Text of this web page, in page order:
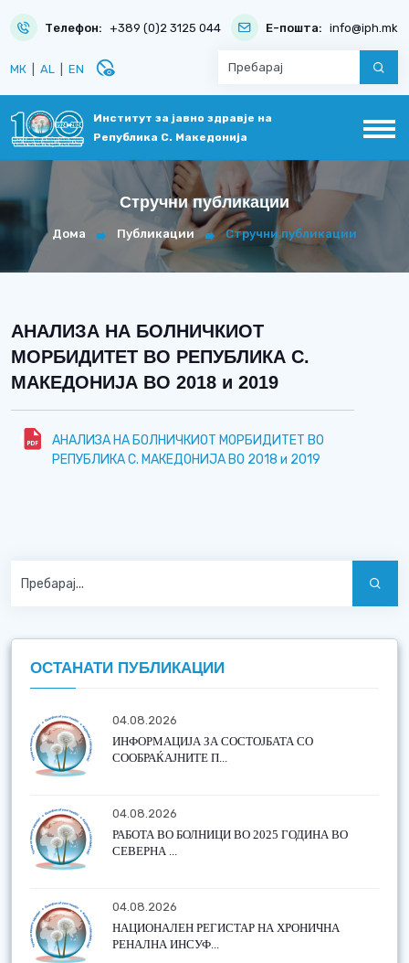
Телефон: +389 (0)2 3125 044 Е-пошта: info@iph.mk
МК AL EN disabled_visible
Институт за јавно здравје на
Република С. Македонија
Стручни публикации
Дома Публикации Стручни публикации
АНАЛИЗА НА БОЛНИЧКИОТ
МОРБИДИТЕТ ВО РЕПУБЛИКА С.
МАКЕДОНИЈА ВО 2018 и 2019
АНАЛИЗА НА БОЛНИЧКИОТ МОРБИДИТЕТ ВО
РЕПУБЛИКА С. МАКЕДОНИЈА ВО 2018 и 2019
ОСТАНАТИ ПУБЛИКАЦИИ
04.08.2026
ИНФОРМАЦИЈА ЗА СОСТОЈБАТА СО
СООБРАЌАЈНИТЕ П...
04.08.2026
РАБОТА ВО БОЛНИЦИ ВО 2025 ГОДИНА ВО
СЕВЕРНА ...
04.08.2026
НАЦИОНАЛЕН РЕГИСТАР НА ХРОНИЧНА
РЕНАЛНА ИНСУФ...